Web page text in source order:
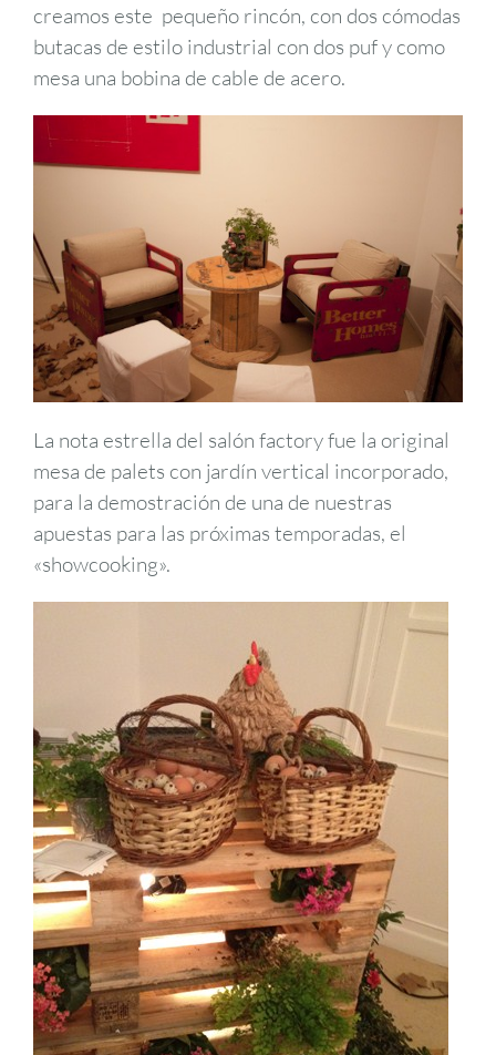
creamos este pequeño rincón, con dos cómodas
butacas de estilo industrial con dos puf y como
mesa una bobina de cable de acero.
La nota estrella del salón factory fue la original
mesa de palets con jardín vertical incorporado,
para la demostración de una de nuestras
apuestas para las próximas temporadas, el
«showcooking».